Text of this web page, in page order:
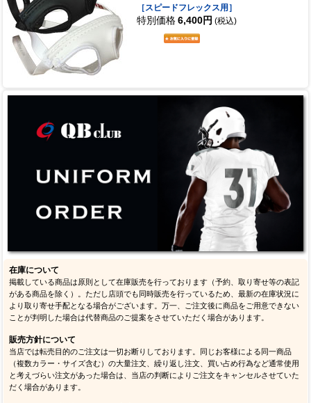
［スピードフレックス用］
特別価格 6,400円 (税込)
在庫について
掲載している商品は原則として在庫販売を行っております（予約、取り寄せ等の表記
がある商品を除く）。ただし店頭でも同時販売を行っているため、最新の在庫状況に
より取り寄せ手配となる場合がございます。万一、ご注文後に商品をご用意できない
ことが判明した場合は代替商品のご提案をさせていただく場合があります。
販売方針について
当店では転売目的のご注文は一切お断りしております。同じお客様による同一商品
（複数カラー・サイズ含む）の大量注文、繰り返し注文、買い占め行為など通常使用
と考えづらい注文があった場合は、当店の判断によりご注文をキャンセルさせていた
だく場合があります。